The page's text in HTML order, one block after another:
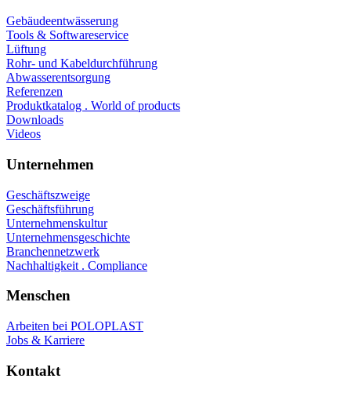
Gebäudeentwässerung
Tools & Softwareservice
Lüftung
Rohr- und Kabeldurchführung
Abwasserentsorgung
Referenzen
Produktkatalog . World of products
Downloads
Videos
Unternehmen
Geschäftszweige
Geschäftsführung
Unternehmenskultur
Unternehmensgeschichte
Branchennetzwerk
Nachhaltigkeit . Compliance
Menschen
Arbeiten bei POLOPLAST
Jobs & Karriere
Kontakt